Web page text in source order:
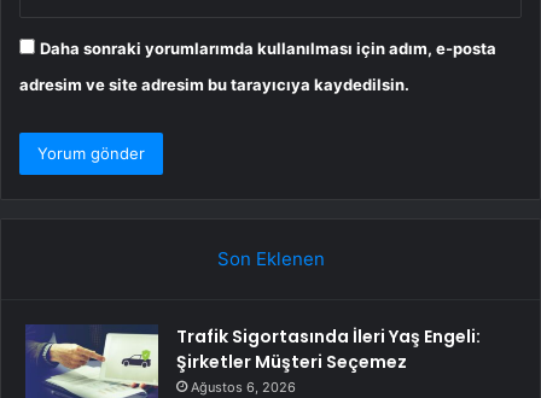
Daha sonraki yorumlarımda kullanılması için adım, e-posta
adresim ve site adresim bu tarayıcıya kaydedilsin.
Son Eklenen
Trafik Sigortasında İleri Yaş Engeli:
Şirketler Müşteri Seçemez
Ağustos 6, 2026